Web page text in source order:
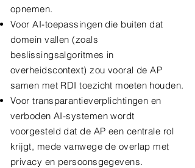
opnemen.
Voor AI-toepassingen die buiten dat
domein vallen (zoals
beslissingsalgoritmes in
overheidscontext) zou vooral de AP
samen met RDI toezicht moeten houden.
Voor transparantieverplichtingen en
verboden AI-systemen wordt
voorgesteld dat de AP een centrale rol
krijgt, mede vanwege de overlap met
privacy en persoonsgegevens.